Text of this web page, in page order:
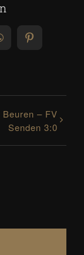
Pinterest
Beuren – FV
Senden 3:0